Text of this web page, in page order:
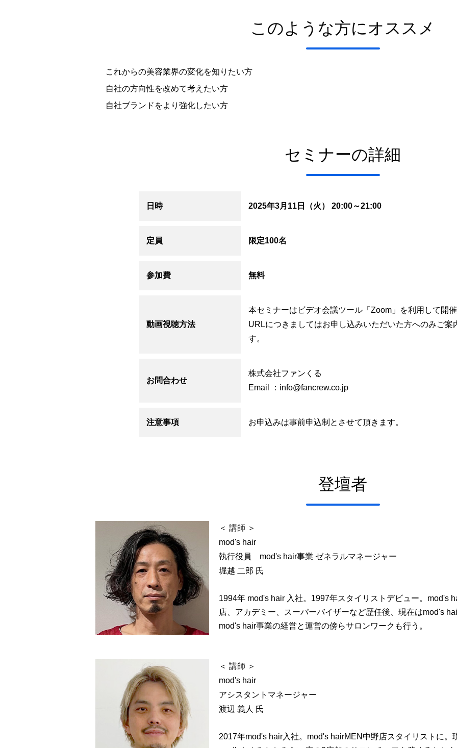
このような方にオススメ
これからの美容業界の変化を知りたい方
自社の方向性を改めて考えたい方
自社ブランドをより強化したい方
セミナーの詳細
日時 2025年3月11日（火） 20:00～21:00
定員 限定100名
参加費 無料
動画視聴方法
本セミナーはビデオ会議ツール「Zoom」を利用して開
URLにつきましてはお申し込みいただいた方へのみご案
す。
お問合わせ
株式会社ファンくる
Email ： info@fancrew.co.jp
注意事項 お申込みは事前申込制とさせて頂きます。
登壇者
＜ 講師 ＞
mod's hair
執行役員 mod's hair事業 ゼネラルマネージャー
堀越 二郎 氏
1994年 mod's hair 入社。1997年スタイリストデビュー。mod's
店、アカデミー、スーパーバイザーなど歴任後、現在はmod's
mod's hair事業の経営と運営の傍らサロンワークも行う。
＜ 講師 ＞
mod's hair
アシスタントマネージャー
渡辺 義人 氏
2017年mod's hair入社。mod's hairMEN中野店スタイリストに